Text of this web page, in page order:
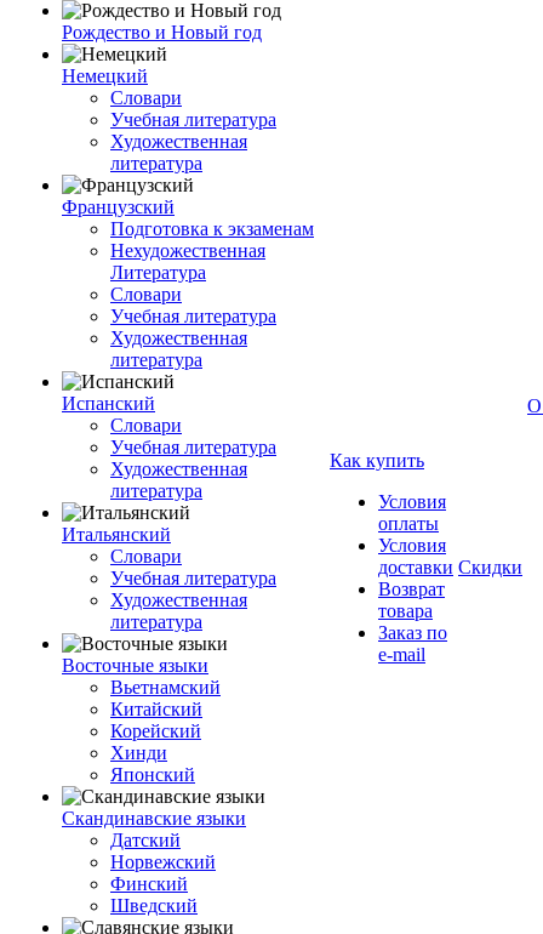
Рождество и Новый год
Немецкий
Словари
Учебная литература
Художественная
литература
Французский
Подготовка к экзаменам
Нехудожественная
Литература
Словари
Учебная литература
Художественная
литература
Испанский
Словари
Учебная литература
Художественная
литература
Итальянский
Словари
Учебная литература
Художественная
литература
Восточные языки
Вьетнамский
Китайский
Корейский
Хинди
Японский
Скандинавские языки
Датский
Норвежский
Финский
Шведский
Как купить
Условия
оплаты
Условия
доставки
Возврат
товара
Заказ по
e-mail
Скидки
О